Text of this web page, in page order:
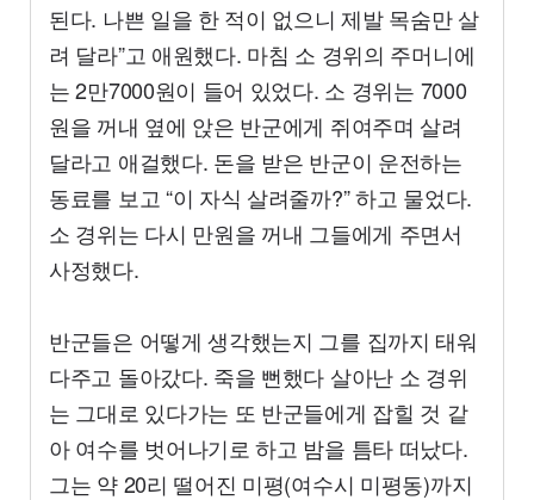
된다. 나쁜 일을 한 적이 없으니 제발 목숨만 살
려 달라”고 애원했다. 마침 소 경위의 주머니에
는 2만7000원이 들어 있었다. 소 경위는 7000
원을 꺼내 옆에 앉은 반군에게 쥐여주며 살려
달라고 애걸했다. 돈을 받은 반군이 운전하는
동료를 보고 “이 자식 살려줄까?” 하고 물었다.
소 경위는 다시 만원을 꺼내 그들에게 주면서
사정했다.
반군들은 어떻게 생각했는지 그를 집까지 태워
다주고 돌아갔다. 죽을 뻔했다 살아난 소 경위
는 그대로 있다가는 또 반군들에게 잡힐 것 같
아 여수를 벗어나기로 하고 밤을 틈타 떠났다.
그는 약 20리 떨어진 미평(여수시 미평동)까지